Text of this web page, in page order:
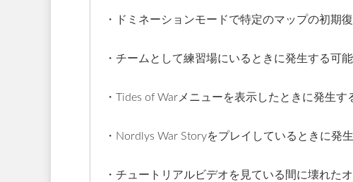
・ドミネーションモードで特定のマップの初期
・チームとして練習場にいるときに発生する可
・Tides of Warメニューを表示したときに発生す
・Nordlys War Storyをプレイしているときに発
・チュートリアルビデオを見ている間に壊れた